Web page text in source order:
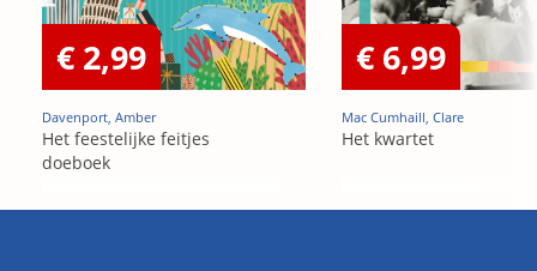
€ 2,99
Davenport, Amber
Het feestelijke feitjes
doeboek
€ 6,99
Mac Cumhaill, Clare
Het kwartet